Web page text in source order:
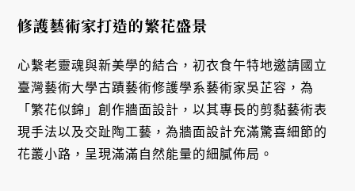
修護藝術家打造的繁花盛景
心繫老靈魂與新美學的結合，初衣食午特地邀請國立
臺灣藝術大學古蹟藝術修護學系藝術家吳芷容，為
「繁花似錦」創作牆面設計，以其專長的剪黏藝術表
現手法以及交趾陶工藝，為牆面設計充滿驚喜細節的
花叢小路，呈現滿滿自然能量的細膩佈局。